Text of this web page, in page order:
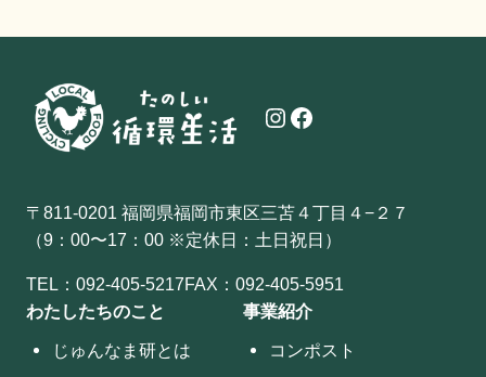
Instagram Facebook
〒811-0201 福岡県福岡市東区三苫４丁目４−２７
（9：00〜17：00 ※定休日：土日祝日）
TEL：092-405-5217FAX：092-405-5951
わたしたちのこと
じゅんなま研とは
事業紹介
コンポスト